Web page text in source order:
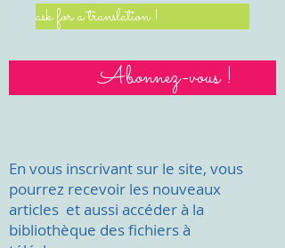
ask for a translation !
Abonnez-vous !
En vous inscrivant sur le site, vous
pourrez recevoir les nouveaux
articles et aussi accéder à la
bibliothèque des fichiers à